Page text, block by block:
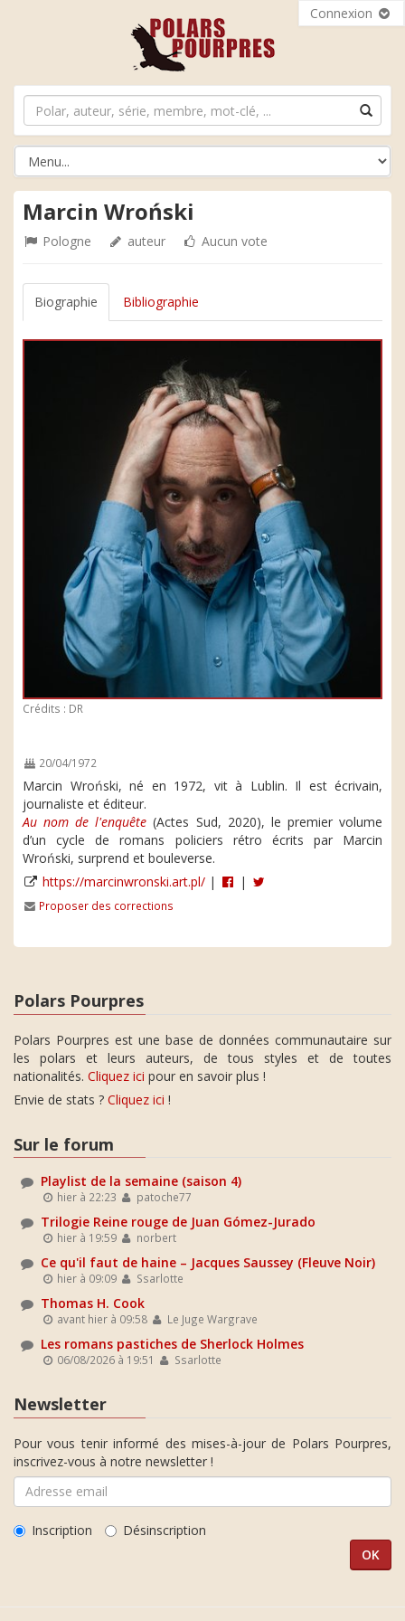
Connexion
Marcin Wroński
Pologne auteur Aucun vote
Biographie Bibliographie
Crédits : DR
20/04/1972
Marcin Wroński, né en 1972, vit à Lublin. Il est écrivain,
journaliste et éditeur.
Au nom de l'enquête (Actes Sud, 2020), le premier volume
d’un cycle de romans policiers rétro écrits par Marcin
Wroński, surprend et bouleverse.
https://marcinwronski.art.pl/ | |
Proposer des corrections
Polars Pourpres
Polars Pourpres est une base de données communautaire sur
les polars et leurs auteurs, de tous styles et de toutes
nationalités. Cliquez ici pour en savoir plus !
Envie de stats ? Cliquez ici !
Sur le forum
Playlist de la semaine (saison 4)
hier à 22:23 patoche77
Trilogie Reine rouge de Juan Gómez-Jurado
hier à 19:59 norbert
Ce qu'il faut de haine – Jacques Saussey (Fleuve Noir)
hier à 09:09 Ssarlotte
Thomas H. Cook
avant hier à 09:58 Le Juge Wargrave
Les romans pastiches de Sherlock Holmes
06/08/2026 à 19:51 Ssarlotte
Newsletter
Pour vous tenir informé des mises-à-jour de Polars Pourpres,
inscrivez-vous à notre newsletter !
Inscription Désinscription